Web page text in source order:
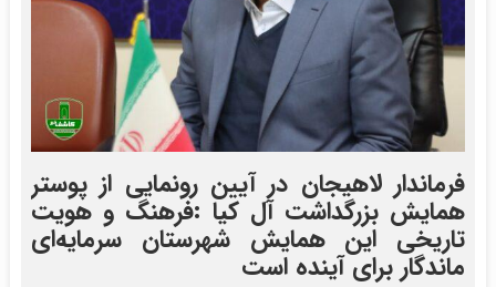
فرماندار لاهیجان در آیین رونمایی از پوستر
همایش بزرگداشت آل کیا :فرهنگ و هویت
تاریخی این همایش شهرستان سرمایه‌ای
ماندگار برای آینده است